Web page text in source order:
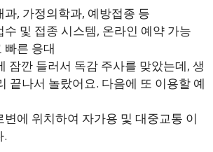
과, 가정의학과, 예방접종 등
수 및 접종 시스템, 온라인 예약 가능
빠른 응대
잠깐 들러서 독감 주사를 맞았는데, 생
끝나서 놀랐어요. 다음에 또 이용할 예
변에 위치하여 자가용 및 대중교통 이
.